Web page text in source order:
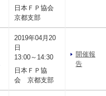
日本ＦＰ協会
京都支部
2019年04月20
日
13:00～14:30
日本ＦＰ協
会 京都支部
開催報
告